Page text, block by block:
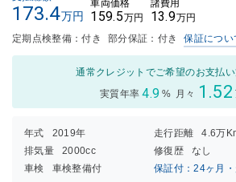
173.4万円
車両価格
159.5万円
諸費用
13.9万円
定期点検整備：付き 部分保証：付き 保証につい
通常クレジットでご希望のお支払
実質年率 4.9 % 月々 1.52
年式 2019年 走行距離
4.6万
排気量
2000cc 修復歴
なし
車検
車検整備付 保証付：24ヶ月